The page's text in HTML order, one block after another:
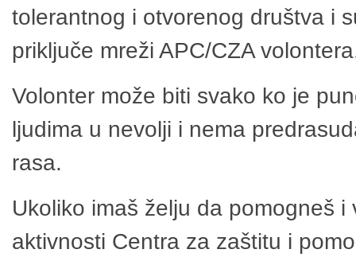
tolerantnog i otvorenog društva i
priključe mreži APC/CZA
Volonter može biti svako ko je
ljudima u nevolji i nema
rasa.
Ukoliko imaš želju da pomogneš
aktivnosti Centra za zaštitu i